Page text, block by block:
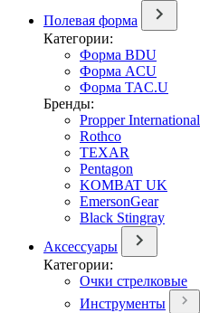
Полевая форма
Категории:
Форма BDU
Форма ACU
Форма TAC.U
Бренды:
Propper International
Rothco
TEXAR
Pentagon
KOMBAT UK
EmersonGear
Black Stingray
Аксессуары
Категории:
Очки стрелковые
Инструменты